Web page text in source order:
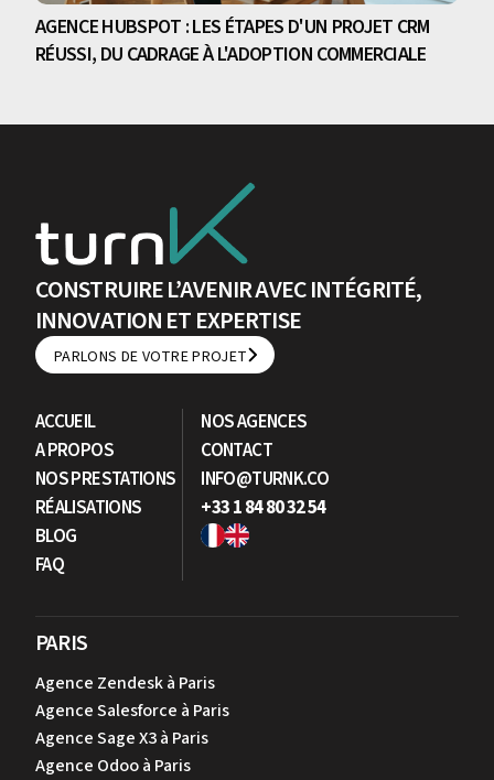
AGENCE HUBSPOT : LES ÉTAPES D'UN PROJET CRM
RÉUSSI, DU CADRAGE À L'ADOPTION COMMERCIALE
CONSTRUIRE L’AVENIR AVEC INTÉGRITÉ,
INNOVATION ET EXPERTISE
PARLONS DE VOTRE PROJET
PARLONS DE VOTRE PROJET
ACCUEIL
A PROPOS
NOS PRESTATIONS
RÉALISATIONS
BLOG
FAQ
NOS AGENCES
CONTACT
INFO@TURNK.CO
+33 1 84 80 32 54
PARIS
Agence Zendesk à Paris
Agence Salesforce à Paris
Agence Sage X3 à Paris
Agence Odoo à Paris